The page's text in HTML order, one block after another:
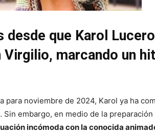
desde que Karol
marcando un
noviembre de 2024, Karol ya ha
embargo, en medio de la preparación
incómoda con la conocida